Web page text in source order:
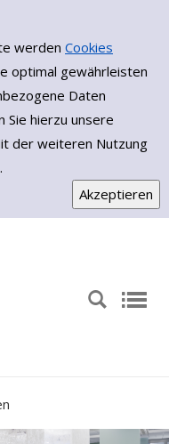
werden Cookies
optimal gewährleisten
Daten
Sie hierzu unsere
der weiteren Nutzung